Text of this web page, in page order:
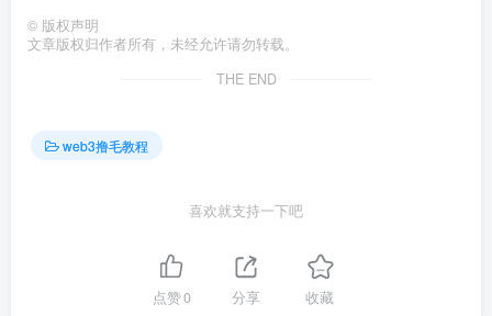
© 版权声明
文章版权归作者所有，未经允许请勿转载。
THE END
web3撸毛教程
喜欢就支持一下吧
点赞0 分享 收藏